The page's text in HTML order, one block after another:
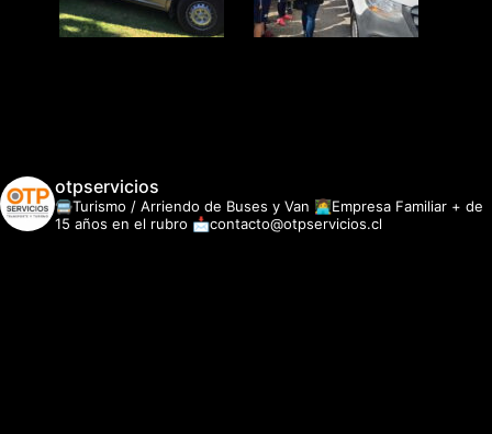
otpservicios
🚍Turismo / Arriendo de Buses y Van 👩‍💻Empresa Familiar + de
15 años en el rubro 📩contacto@otpservicios.cl